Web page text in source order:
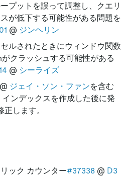
プットを誤って調整し、クエリ
が低下する可能性がある問題を
@ ジンヘリン
ルされたときにウィンドウ関数
クラッシュする可能性がある
@ シーライズ
@ ジェイ・ソン・ファンを含む
ンデックスを作成した後に発
します。
ック カウンター#37338 @ D3